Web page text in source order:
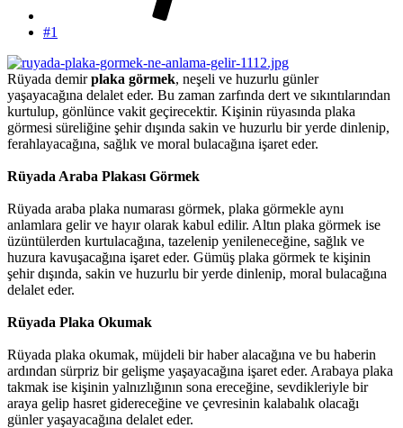
#1
Rüyada demirplaka görmek, neşeli ve huzurlu günler
yaşayacağına delalet eder. Bu zaman zarfında dert ve sıkıntılarından
kurtulup, gönlünce vakit geçirecektir. Kişinin rüyasında plaka
görmesi süreliğine şehir dışında sakin ve huzurlu bir yerde dinlenip,
ferahlayacağına, sağlık ve moral bulacağına işaret eder.
Rüyada Araba Plakası Görmek
Rüyada araba plaka numarası görmek, plaka görmekle aynı
anlamlara gelir ve hayır olarak kabul edilir. Altın plaka görmek ise
üzüntülerden kurtulacağına, tazelenip yenileneceğine, sağlık ve
huzura kavuşacağına işaret eder. Gümüş plaka görmek te kişinin
şehir dışında, sakin ve huzurlu bir yerde dinlenip, moral bulacağına
delalet eder.
Rüyada Plaka Okumak
Rüyada plaka okumak, müjdeli bir haber alacağına ve bu haberin
ardından sürpriz bir gelişme yaşayacağına işaret eder. Arabaya plaka
takmak ise kişinin yalnızlığının sona ereceğine, sevdikleriyle bir
araya gelip hasret gidereceğine ve çevresinin kalabalık olacağı
günler yaşayacağına delalet eder.